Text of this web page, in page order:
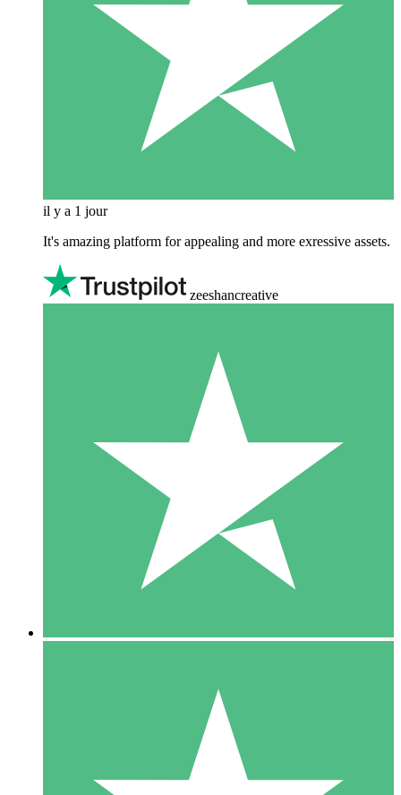
il y a 1 jour
It's amazing platform for appealing and more exressive assets.
zeeshancreative